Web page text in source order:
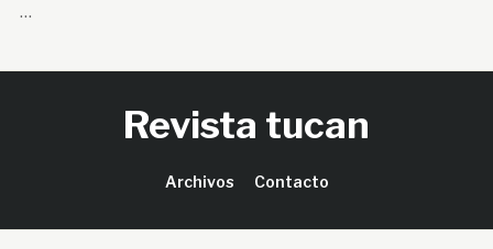
…
Revista tucan
Archivos Contacto